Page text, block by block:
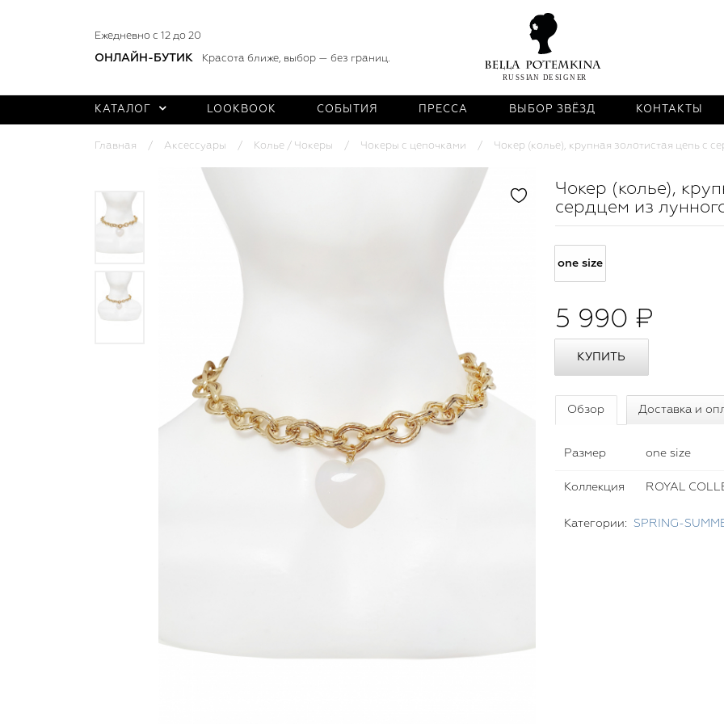
Ежедневно с 12 до 20
ОНЛАЙН-БУТИК Красота ближе, выбор — без границ.
КАТАЛОГ LOOKBOOK СОБЫТИЯ ПРЕССА ВЫБОР ЗВЁЗД КОНТАКТЫ
Главная Аксессуары Колье / Чокеры Чокеры с цепочками Чокер (колье), крупная золотистая цепь с
Чокер (колье),
сердцем из
one size
5 990 ₽
Обзор Доставка и
Размер one size
Коллекция ROYAL
Категории: SPRING-